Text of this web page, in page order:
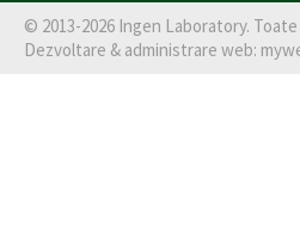
© 2013-2026 Ingen Laboratory.
Dezvoltare & administrare web: